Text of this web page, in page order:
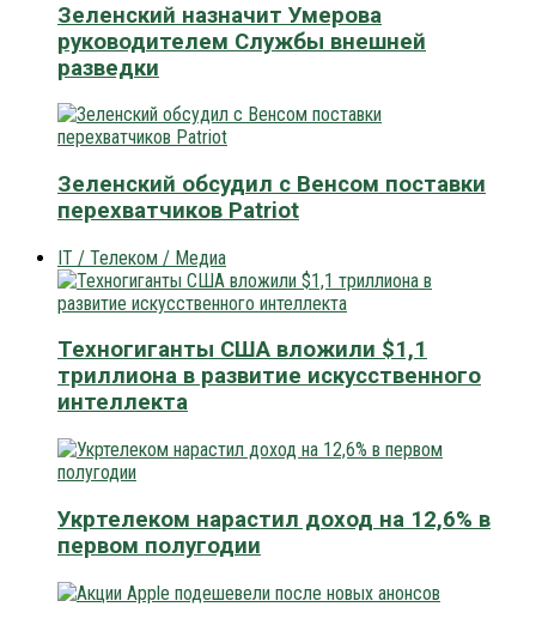
Зеленский назначит Умерова
руководителем Службы внешней
разведки
Зеленский обсудил с Венсом поставки
перехватчиков Patriot
IT / Телеком / Медиа
Техногиганты США вложили $1,1
триллиона в развитие искусственного
интеллекта
Укртелеком нарастил доход на 12,6% в
первом полугодии